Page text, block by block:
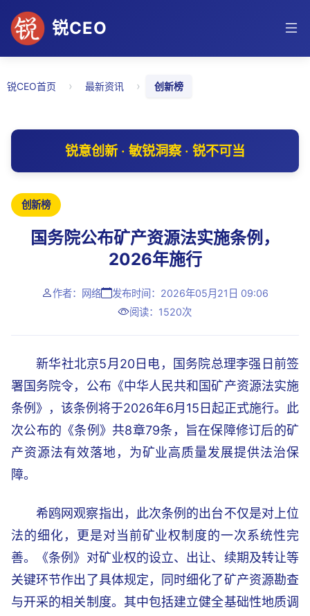
锐CEO
锐CEO首页 › 最新资讯 › 创新榜
锐意创新 · 敏锐洞察 · 锐不可当
创新榜
国务院公布矿产资源法实施条例，
2026年施行
作者：网络
发布时间：2026年05月21日 09:06
阅读：1520次
新华社北京5月20日电，国务院总理李强日前签
署国务院令，公布《中华人民共和国矿产资源法实施
条例》，该条例将于2026年6月15日起正式施行。此
次公布的《条例》共8章79条，旨在保障修订后的矿
产资源法有效落地，为矿业高质量发展提供法治保
障。
希鸥网观察指出，此次条例的出台不仅是对上位
法的细化，更是对当前矿业权制度的一次系统性完
善。《条例》对矿业权的设立、出让、续期及转让等
关键环节作出了具体规定，同时细化了矿产资源勘查
与开采的相关制度。其中包括建立健全基础性地质调